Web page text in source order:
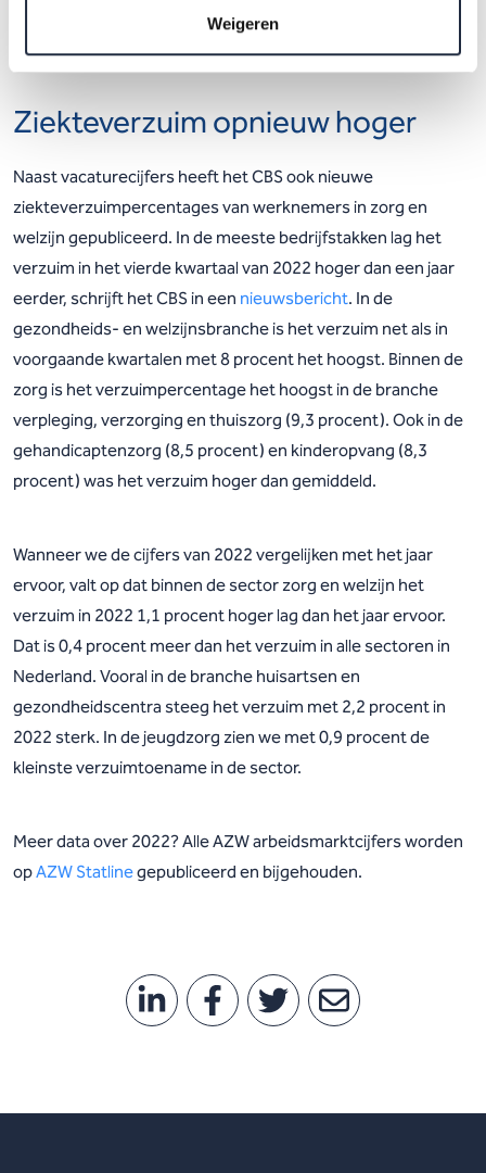
Weigeren
Holland (17 procent), Noord-Holland (16 procent) en Noord-
Ziekteverzuim opnieuw hoger
Naast vacaturecijfers heeft het CBS ook nieuwe
ziekteverzuimpercentages van werknemers in zorg en
welzijn gepubliceerd. In de meeste bedrijfstakken lag het
verzuim in het vierde kwartaal van 2022 hoger dan een jaar
eerder, schrijft het CBS in een nieuwsbericht. In de
gezondheids- en welzijnsbranche is het verzuim net als in
voorgaande kwartalen met 8 procent het hoogst. Binnen de
zorg is het verzuimpercentage het hoogst in de branche
verpleging, verzorging en thuiszorg (9,3 procent). Ook in de
gehandicaptenzorg (8,5 procent) en kinderopvang (8,3
procent) was het verzuim hoger dan gemiddeld.
Wanneer we de cijfers van 2022 vergelijken met het jaar
ervoor, valt op dat binnen de sector zorg en welzijn het
verzuim in 2022 1,1 procent hoger lag dan het jaar ervoor.
Dat is 0,4 procent meer dan het verzuim in alle sectoren in
Nederland. Vooral in de branche huisartsen en
gezondheidscentra steeg het verzuim met 2,2 procent in
2022 sterk. In de jeugdzorg zien we met 0,9 procent de
kleinste verzuimtoename in de sector.
Meer data over 2022? Alle AZW arbeidsmarktcijfers worden
opAZW Statlinegepubliceerd en bijgehouden.